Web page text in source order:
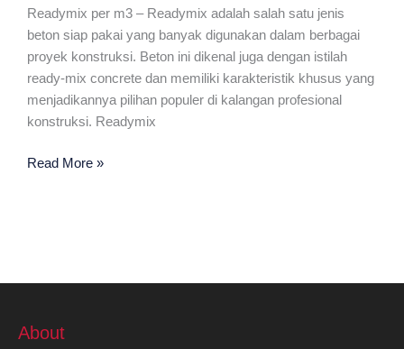
Readymix per m3 – Readymix adalah salah satu jenis
beton siap pakai yang banyak digunakan dalam berbagai
proyek konstruksi. Beton ini dikenal juga dengan istilah
ready-mix concrete dan memiliki karakteristik khusus yang
menjadikannya pilihan populer di kalangan profesional
konstruksi. Readymix
Readymix
Read More »
About